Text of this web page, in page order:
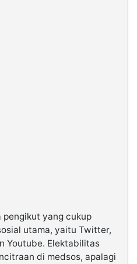
pengikut yang cukup
utama, yaitu Twitter,
Youtube. Elektabilitas
di medsos, apalagi